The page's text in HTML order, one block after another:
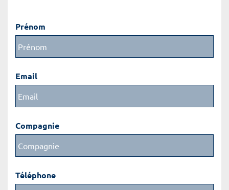
Prénom
Email
Compagnie
Téléphone